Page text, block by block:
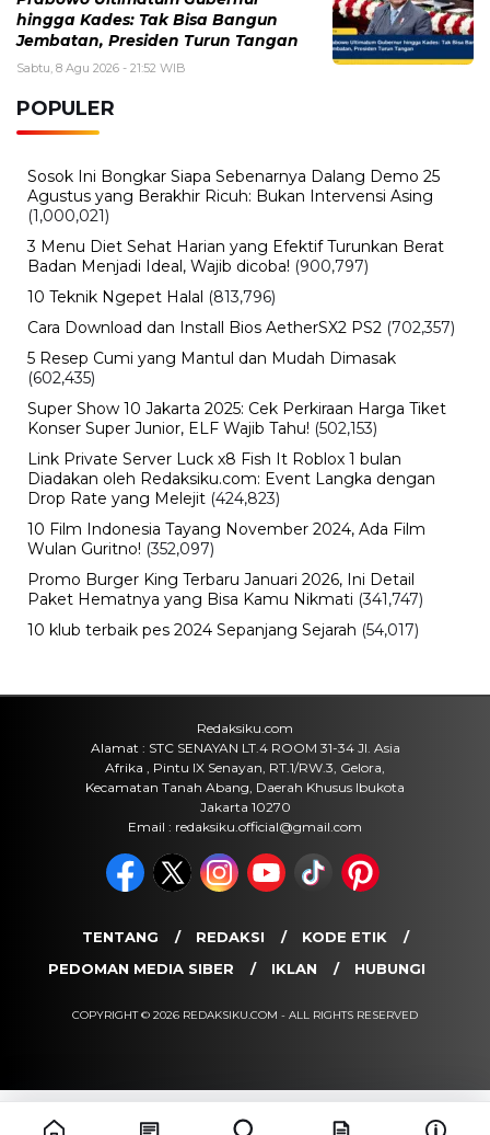
hingga Kades: Tak Bisa Bangun
Jembatan, Presiden Turun Tangan
Sabtu, 8 Agu 2026 - 21:52 WIB
POPULER
Sosok Ini Bongkar Siapa Sebenarnya Dalang Demo 25
Agustus yang Berakhir Ricuh: Bukan Intervensi Asing
(1,000,021)
3 Menu Diet Sehat Harian yang Efektif Turunkan Berat
Badan Menjadi Ideal, Wajib dicoba! (900,797)
10 Teknik Ngepet Halal (813,796)
Cara Download dan Install Bios AetherSX2 PS2 (702,357)
5 Resep Cumi yang Mantul dan Mudah Dimasak
(602,435)
Super Show 10 Jakarta 2025: Cek Perkiraan Harga Tiket
Konser Super Junior, ELF Wajib Tahu! (502,153)
Link Private Server Luck x8 Fish It Roblox 1 bulan
Diadakan oleh Redaksiku.com: Event Langka dengan
Drop Rate yang Melejit (424,823)
10 Film Indonesia Tayang November 2024, Ada Film
Wulan Guritno! (352,097)
Promo Burger King Terbaru Januari 2026, Ini Detail
Paket Hematnya yang Bisa Kamu Nikmati (341,747)
10 klub terbaik pes 2024 Sepanjang Sejarah (54,017)
Redaksiku.com
Alamat : STC SENAYAN LT.4 ROOM 31-34 Jl. Asia
Afrika , Pintu IX Senayan, RT.1/RW.3, Gelora,
Kecamatan Tanah Abang, Daerah Khusus Ibukota
Jakarta 10270
Email : redaksiku.official@gmail.com
TENTANG REDAKSI
KODE ETIK
PEDOMAN MEDIA SIBER
IKLAN HUBUNGI
COPYRIGHT © 2026 REDAKSIKU.COM - ALL RIGHTS RESERVED